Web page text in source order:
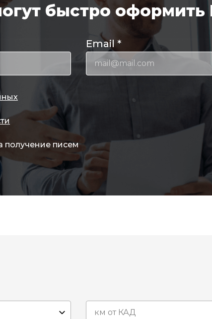
быстро оформить
Email *
получение писем